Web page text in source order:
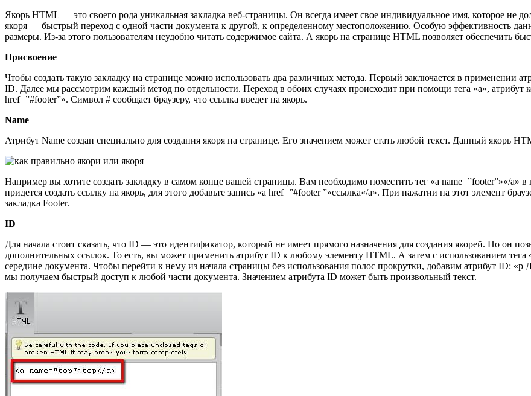
Якорь HTML — это своего рода уникальная закладка веб-страницы. Он всегда имеет свое индивидуальное имя, которое не
якоря — быстрый переход с одной части документа к другой, к определенному местоположению. Особую эффективность
размеры. Из-за этого пользователям неудобно читать содержимое сайта. А якорь на странице HTML позволяет обеспечить
Присвоение
Чтобы создать такую закладку на странице можно использовать два различных метода. Первый заключается в применении
ID. Далее мы рассмотрим каждый метод по отдельности. Переход в обоих случаях происходит при помощи тега «a»,
href=”#footer”». Символ # сообщает браузеру, что ссылка введет на якорь.
Name
Атрибут Name создан специально для создания якоря на странице. Его значением может стать любой текст. Данный якорь
Например вы хотите создать закладку в самом конце вашей страницы. Вам необходимо поместить тег «a name=”footer”»«/
придется создать ссылку на якорь, для этого добавьте запись «a href=”#footer ”»ссылка«/a». При нажатии на этот элемент
закладка Footer.
ID
Для начала стоит сказать, что ID — это идентификатор, который не имеет прямого назначения для создания якорей. Но он
дополнительных ссылок. То есть, вы может применить атрибут ID к любому элементу HTML. А затем с использованием тега
середине документа. Чтобы перейти к нему из начала страницы без использования полос прокрутки, добавим атрибут ID: «p
мы получаем быстрый доступ к любой части документа. Значением атрибута ID может быть произвольный текст.